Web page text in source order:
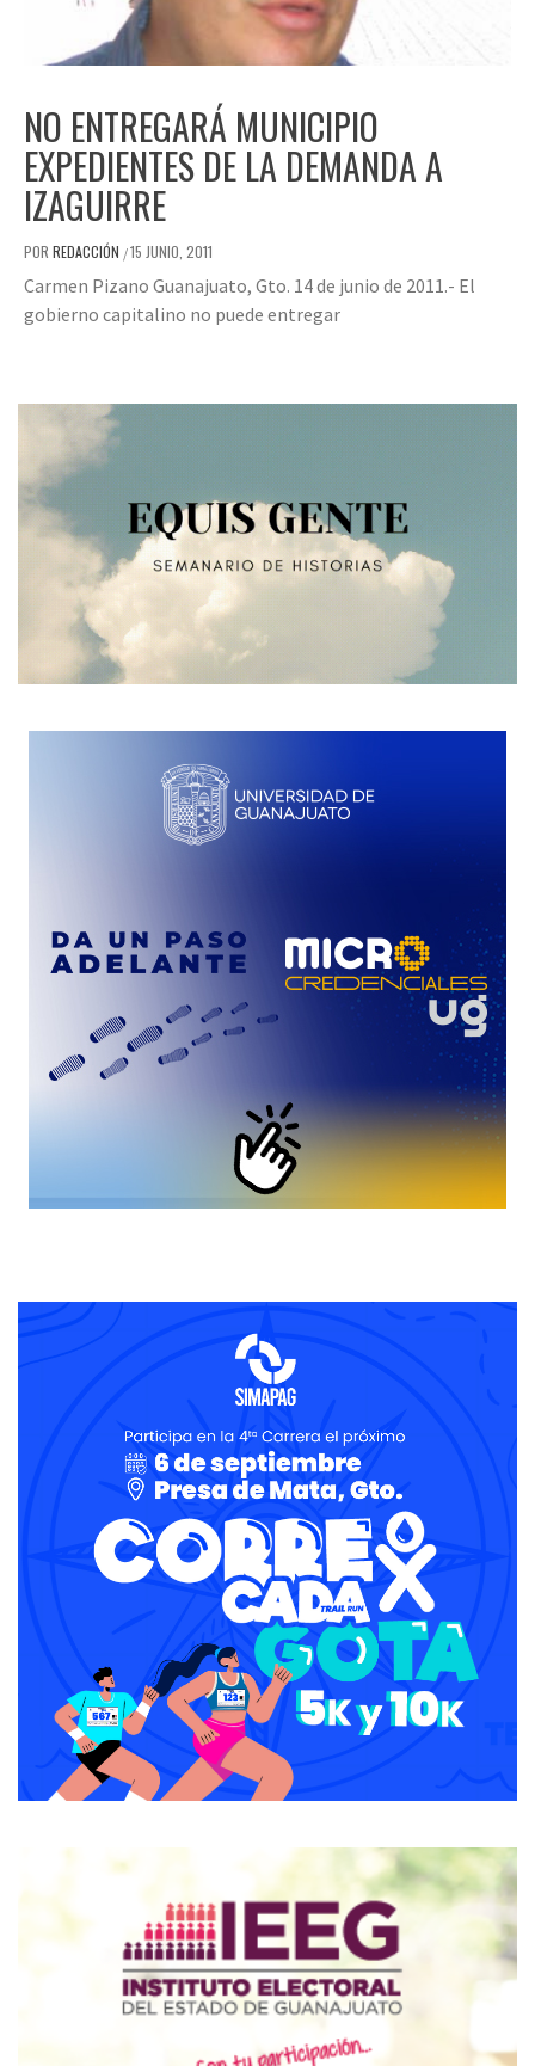
NO ENTREGARÁ MUNICIPIO
EXPEDIENTES DE LA DEMANDA A
IZAGUIRRE
POR REDACCIÓN /15 JUNIO, 2011
Carmen Pizano Guanajuato, Gto. 14 de junio de 2011.- El
gobierno capitalino no puede entregar